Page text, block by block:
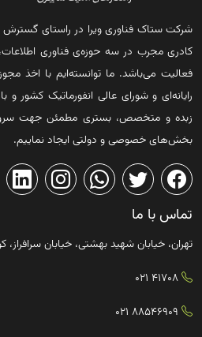
کادری مجرب در سه حوزه‌ی فناوری
فعالیت می‌باشد. ما توانسته‌ایم با اخذ
رایانه‌ای و شورای عالی انفورماتیک کشور و
زبده و متخصص، بستری مطمئن جهت
بخش‌های خصوصی و دولتی ایجاد نماییم.
تماس با ما
تهران، خیابان شهید بهشتی، خیابان سرافراز، کوچه
41708 021
88546909 021